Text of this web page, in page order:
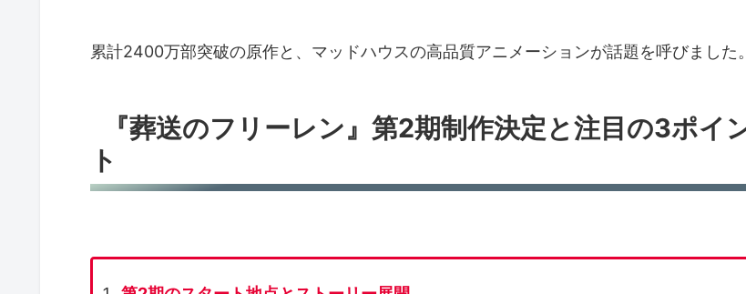
累計2400万部突破の原作と、マッドハウスの高品質アニメーションが話題を呼びました。
『葬送のフリーレン』第2期制作決定と注目の3ポイ
ト